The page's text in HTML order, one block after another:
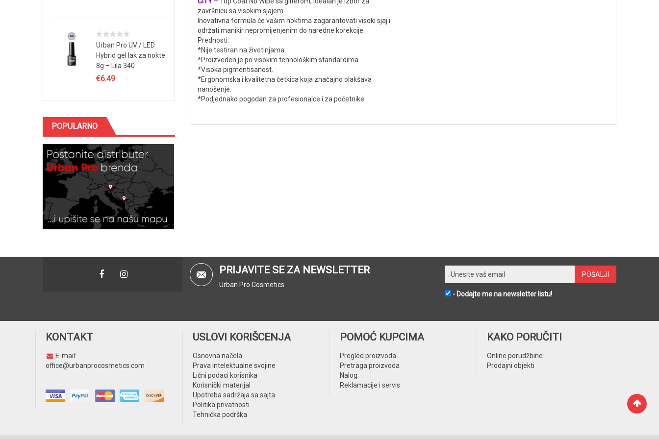
Urban Pro UV / LED
Hybrid gel lak za nokte
8g – Lila 340
€6.49
POPULARNO
završnicu sa visokim sjajem.
Inovativna formula će vašim noktima zagarantovati visoki sjaj i
održati manikir nepromijenjenim do naredne korekcije.
Prednosti:
*Nije testiran na životinjama.
*Proizveden je po visokim tehnološkim standardima.
*Visoka pigmentisanost.
*Ergonomska i kvalitetna četkica koja značajno olakšava
nanošenje.
*Podjednako pogodan za profesionalce i za početnike.
PRIJAVITE SE ZA NEWSLETTER
Urban Pro Cosmetics
- Dodajte me na newsletter listu!
KONTAKT
E-mail:
office@urbanprocosmetics.com
USLOVI KORIŠCENJA
Osnovna načela
Prava intelektualne svojine
Lični podaci korisnika
Korisnički materijal
Upotreba sadržaja sa sajta
Politika privatnosti
Tehnička podrška
POMOĆ KUPCIMA
Pregled proizvoda
Pretraga proizvoda
Nalog
Reklamacije i servis
KAKO PORUČITI
Online porudžbine
Prodajni objekti